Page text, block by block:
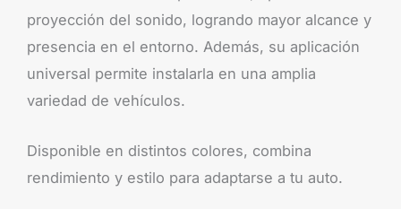
proyección del sonido, logrando mayor alcance y
presencia en el entorno. Además, su aplicación
universal permite instalarla en una amplia
variedad de vehículos.
Disponible en distintos colores, combina
rendimiento y estilo para adaptarse a tu auto.